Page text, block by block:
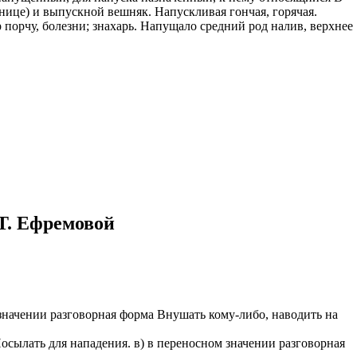
встреча
в
и выпускной вешняк. Напускливая гончая, горячая.
болезни; знахарь. Напущало средний род налив, верхнее
Ефремовой
разговорная форма Внушать кому-либо, наводить на
для нападения. в) в переносном значении разговорная